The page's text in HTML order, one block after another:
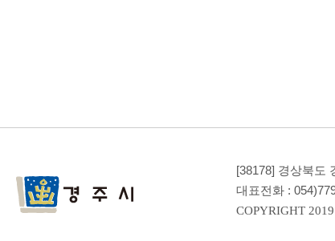
[38178] 경상북도
대표전화 :
COPYRIGHT